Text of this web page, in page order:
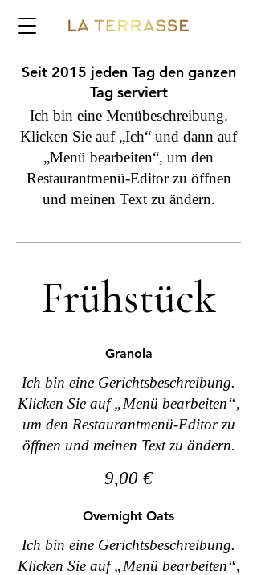
Seit 2015 jeden Tag den ganzen
Tag serviert
Ich bin eine Menübeschreibung.
Klicken Sie auf „Ich“ und dann auf
„Menü bearbeiten“, um den
Restaurantmenü-Editor zu öffnen
und meinen Text zu ändern.
Frühstück
Granola
Ich bin eine Gerichtsbeschreibung.
Klicken Sie auf „Menü bearbeiten“,
um den Restaurantmenü-Editor zu
öffnen und meinen Text zu ändern.
9,00 €
Overnight Oats
Ich bin eine Gerichtsbeschreibung.
Klicken Sie auf „Menü bearbeiten“,